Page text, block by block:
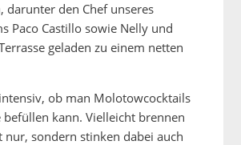
darunter den Chef unseres
Paco Castillo sowie Nelly und
geladen zu einem netten
ob man Molotowcocktails
befüllen kann. Vielleicht brennen
nur, sondern stinken dabei auch